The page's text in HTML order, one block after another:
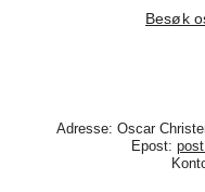
Besøk
Adresse: Oscar
Epost: